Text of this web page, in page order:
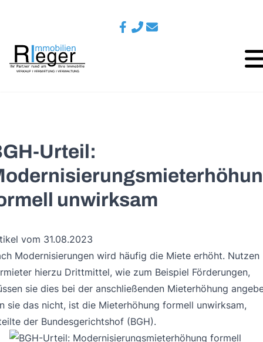
Urteil:
unwirksam
vom 31.08.2023
Modernisierungen wird häufig die Miete erhöht. Nutzen
hierzu Drittmittel, wie zum Beispiel Förderungen,
sie dies bei der anschließenden Mieterhöhung
sie das nicht, ist die Mieterhöhung formell unwirksam,
der Bundesgerichtshof (BGH).